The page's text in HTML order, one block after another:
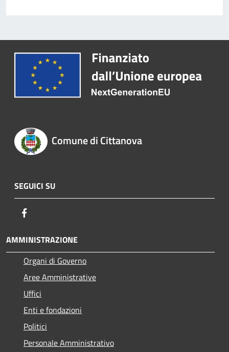
Comune di Cittanova
SEGUICI SU
AMMINISTRAZIONE
Organi di Governo
Aree Amministrative
Uffici
Enti e fondazioni
Politici
Personale Amministrativo